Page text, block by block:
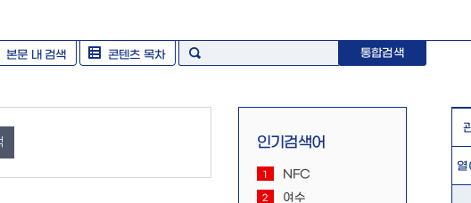
본문 내 검색 콘텐츠 목차 통합검색
인기검색어
1 NFC
2 여수
열